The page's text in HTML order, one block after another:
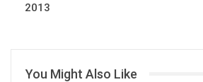
2013
You Might Also Like